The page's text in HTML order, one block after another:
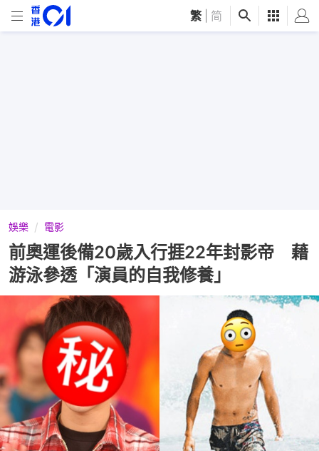
繁 简
娛樂 電影
前奧運後備20歲入行捱22年封影帝 藉
游泳參透「演員的自我修養」